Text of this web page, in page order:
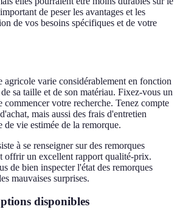
de peser les avantages et les
de vos besoins spécifiques et de votre
varie considérablement en fonction
sa taille et de son matériau. Fixez-vous un
commencer votre recherche. Tenez compte
mais aussi des frais d'entretien
de vie estimée de la remorque.
à se renseigner sur des remorques
offrir un excellent rapport qualité-prix.
de bien inspecter l'état des remorques
mauvaises surprises.
disponibles